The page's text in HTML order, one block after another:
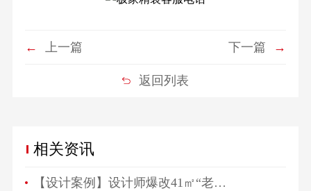
← 上一篇 下一篇 →
返回列表
相关资讯
【设计案例】设计师爆改41㎡“老破小”，一房变三房，住祖孙三代五口人不拥挤！